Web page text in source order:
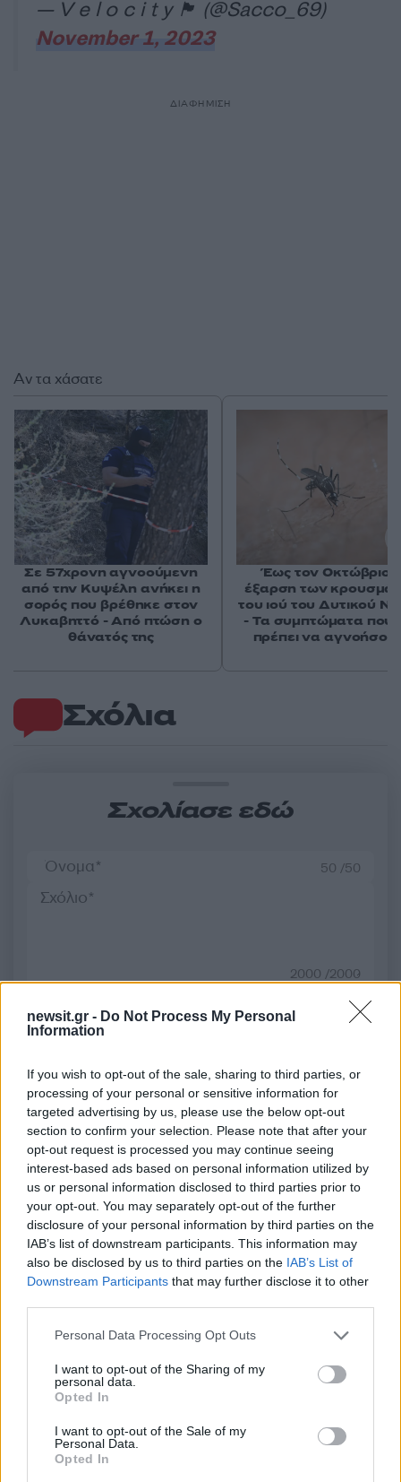
newsit.gr - Do Not Process My Personal
Information
If you wish to opt-out of the sale, sharing to third parties, or
processing of your personal or sensitive information for
targeted advertising by us, please use the below opt-out
section to confirm your selection. Please note that after your
opt-out request is processed you may continue seeing
interest-based ads based on personal information utilized by
us or personal information disclosed to third parties prior to
your opt-out. You may separately opt-out of the further
disclosure of your personal information by third parties on the
IAB’s list of downstream participants. This information may
also be disclosed by us to third parties on the IAB’s List of
Downstream Participants that may further disclose it to other
Please note that this website/app uses one or more Google
not limited to your visit or usage behaviour. You may click to
grant or deny consent to Google and its third-party tags to
use your data for below specified purposes in below Google
consent section.
Personal Data Processing Opt Outs
I want to opt-out of the Sharing of my
personal data.
Opted In
I want to opt-out of the Sale of my
Personal Data.
Opted In
— V e l o c i t y 🏴 (@Sacco_69)
November 1, 2023
ΔΙΑΦΗΜΙΣΗ
Σχόλια
Σχολίασε εδώ
50 /50
2000 /2000
Υποβολή σχολίου
Ελλάδα
ΑΚΡΟΔΕΞΙΟΣ
ΗΛΕΚΤΡΙΚΟΣ
ΜΟΝΑΣΤΗΡΑΚΙ
Share:
Ακολουθήστε το Νewsit.gr στοGoogle News και
ενημερωθείτε πρώτοι για όλη την ειδησεογραφία και τα
τελευταία νέατης ημέρας
Αν τα χάσατε
Σε 57χρονη αγνοούμενη
από την Κυψέλη ανήκει η
σορός που βρέθηκε στον
Λυκαβηττό - Από πτώση ο
θάνατός της
Έως τον Οκτώβριο
έξαρση των
του ιού του Δυτικού
- Τα συμπτώματα που
πρέπει να
Πιο δημοφιλή
Σοκαριστική υπόθεση στην Κρήτη:
Τουρίστας ρωτούσε πόσο να πληρώσει για
να ασελγήσει σε 10χρονο κορίτσι - Το παιδί
καθόταν αμέριμνο σε αυλή επιχείρησης